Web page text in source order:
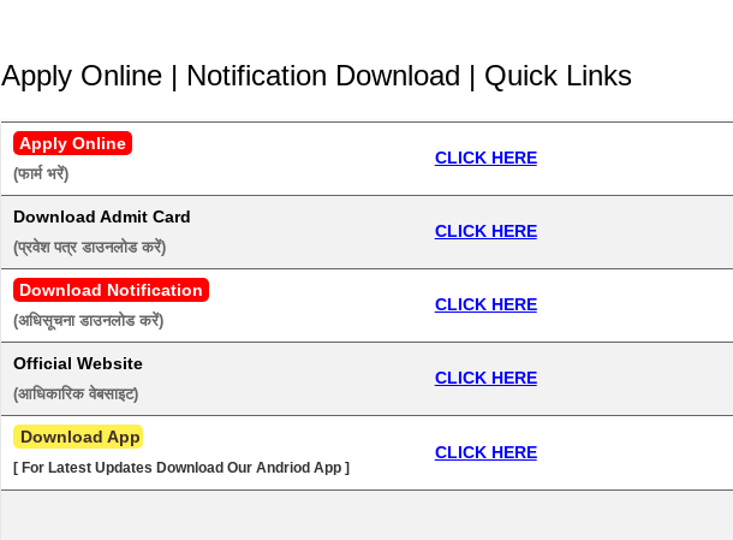
Apply Online | Notification Download | Quick Links
Apply Online
(फार्म भरें)
CLICK HERE
Download Admit Card
(प्रवेश पत्र डाउनलोड करें)
CLICK HERE
Download Notification
(अधिसूचना डाउनलोड करें)
CLICK HERE
Official Website
(आधिकारिक वेबसाइट)
CLICK HERE
Download App
[ For Latest Updates Download Our Andriod App ]
CLICK HERE